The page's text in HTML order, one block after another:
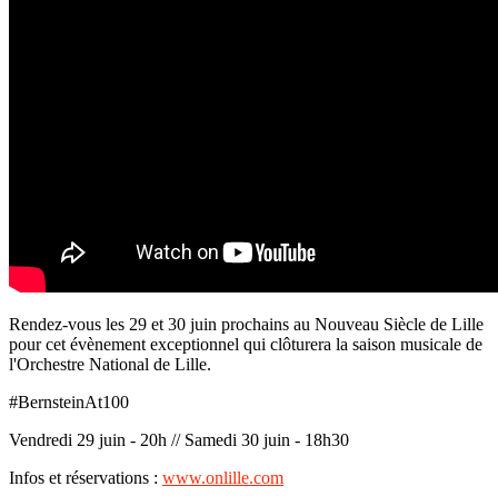
Rendez-vous les 29 et 30 juin prochains au Nouveau Siècle de Lille
pour cet évènement exceptionnel qui clôturera la saison musicale de
l'Orchestre National de Lille.
#BernsteinAt100
Vendredi 29 juin - 20h // Samedi 30 juin - 18h30
Infos et réservations : www.onlille.com